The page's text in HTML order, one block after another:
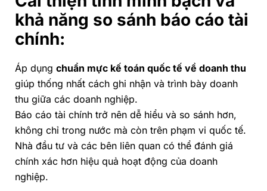
khả năng so sánh báo cáo tài
chính:
Áp dụng chuẩn mực kế toán quốc tế về doanh thu
giúp thống nhất cách ghi nhận và trình bày doanh
thu giữa các doanh nghiệp.
Báo cáo tài chính trở nên dễ hiểu và so sánh hơn,
không chỉ trong nước mà còn trên phạm vi quốc tế.
Nhà đầu tư và các bên liên quan có thể đánh giá
chính xác hơn hiệu quả hoạt động của doanh
nghiệp.